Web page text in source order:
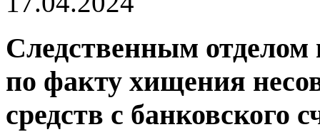
Следственным отделом
по факту хищения
средств с банковского